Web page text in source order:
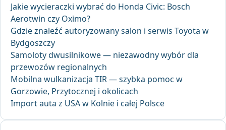
Jakie wycieraczki wybrać do Honda Civic: Bosch
Aerotwin czy Oximo?
Gdzie znaleźć autoryzowany salon i serwis Toyota w
Bydgoszczy
Samoloty dwusilnikowe — niezawodny wybór dla
przewozów regionalnych
Mobilna wulkanizacja TIR — szybka pomoc w
Gorzowie, Przytocznej i okolicach
Import auta z USA w Kolnie i całej Polsce